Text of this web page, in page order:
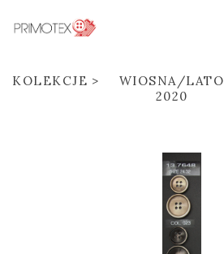
KOLEKCJE
WIOSNA/LATO
2020